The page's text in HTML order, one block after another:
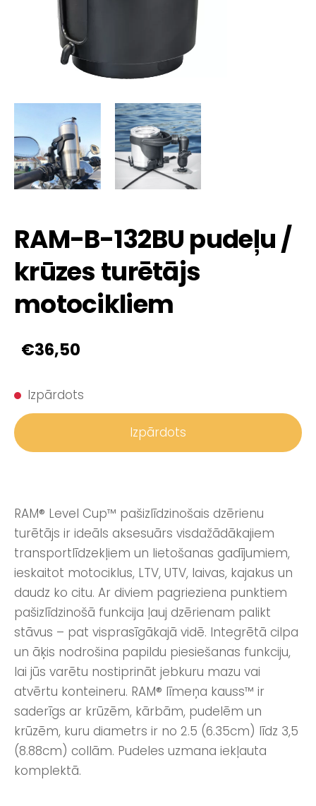
RAM-B-132BU pudeļu /
krūzes turētājs
motocikliem
€36,50
Izpārdots
Izpārdots
RAM® Level Cup™ pašizlīdzinošais dzērienu
turētājs ir ideāls aksesuārs visdažādākajiem
transportlīdzekļiem un lietošanas gadījumiem,
ieskaitot motociklus, LTV, UTV, laivas, kajakus un
daudz ko citu. Ar diviem pagrieziena punktiem
pašizlīdzinošā funkcija ļauj dzērienam palikt
stāvus – pat visprasīgākajā vidē. Integrētā cilpa
un āķis nodrošina papildu piesiešanas funkciju,
lai jūs varētu nostiprināt jebkuru mazu vai
atvērtu konteineru. RAM® līmeņa kauss™ ir
saderīgs ar krūzēm, kārbām, pudelēm un
krūzēm, kuru diametrs ir no 2.5 (6.35cm) līdz 3,5
(8.88cm) collām. Pudeles uzmana iekļauta
komplektā.